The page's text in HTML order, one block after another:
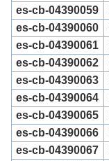
es-cb-04390059
es-cb-04390060
es-cb-04390061
es-cb-04390062
es-cb-04390063
es-cb-04390064
es-cb-04390065
es-cb-04390066
es-cb-04390067